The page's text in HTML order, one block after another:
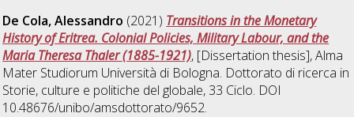
De Cola, Alessandro (2021) Transitions in the Monetary
History of Eritrea. Colonial Policies, Military Labour, and the
Maria Theresa Thaler (1885-1921), [Dissertation thesis], Alma
Mater Studiorum Università di Bologna. Dottorato di ricerca in
Storie, culture e politiche del globale, 33 Ciclo. DOI
10.48676/unibo/amsdottorato/9652.